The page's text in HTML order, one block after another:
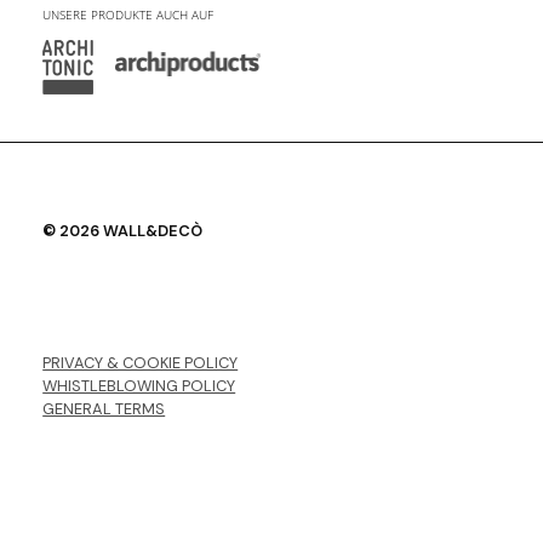
UNSERE PRODUKTE AUCH AUF
© 2026 WALL&DECÒ
PRIVACY & COOKIE POLICY
WHISTLEBLOWING POLICY
GENERAL TERMS